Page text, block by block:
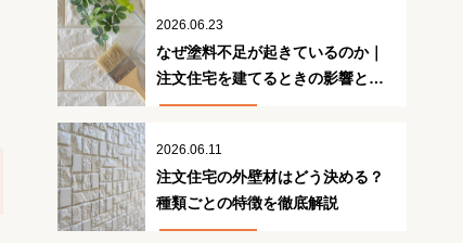
2026.06.23
なぜ塗料不足が起きているのか｜
注文住宅を建てるときの影響と対
策
2026.06.11
注文住宅の外壁材はどう決める？
種類ごとの特徴を徹底解説